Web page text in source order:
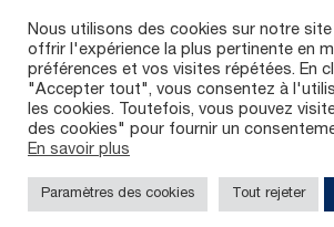
123 Ko
Politique de confidentialité
Nous utilisons des cookies sur notre site
offrir l'expérience la plus pertinente en
préférences et vos visites répétées. En
"Accepter tout", vous consentez à
les cookies. Toutefois, vous pouvez
des cookies" pour fournir un
En savoir plus
Paramètres des cookies Tout rejeter